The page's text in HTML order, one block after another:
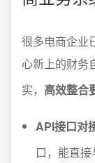
很多电商企业
心新上的财务
实， 高效整合
API接口对
口，能直